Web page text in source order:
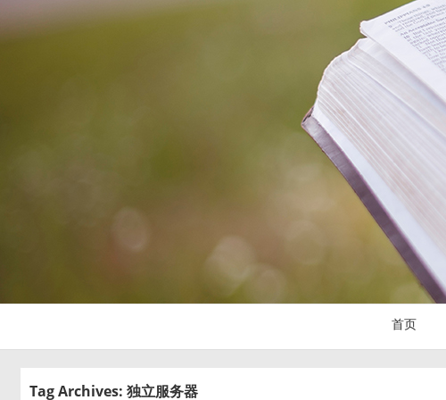
首页
Tag Archives: 独立服务器